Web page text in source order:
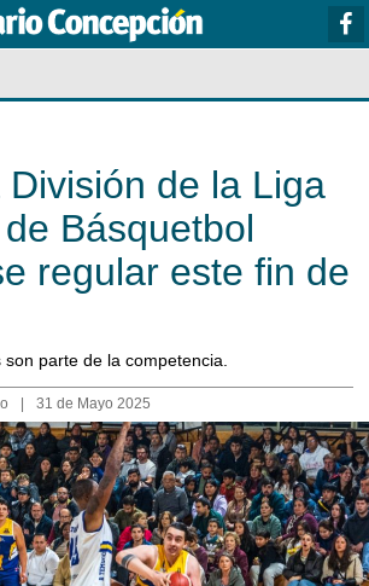
de la Liga
Básquetbol
regular este fin de
parte de la competencia.
31 de Mayo 2025